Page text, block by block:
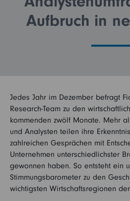
Vertriebspartner
My Fidelity
FFB (Kunden)
FFB (Berater)
Kontakt
Sie sind noch
Sie sind
Aufbruch in
Jedes Jahr im Dezember befragt
Research-Team zu den
kommenden zwölf Monate. Mehr
und Analysten teilen ihre
zahlreichen Gesprächen mit
Unternehmen unterschiedlichster
gewonnen haben. So entsteht ein
Stimmungsbarometer zu den
wichtigsten Wirtschaftsregionen